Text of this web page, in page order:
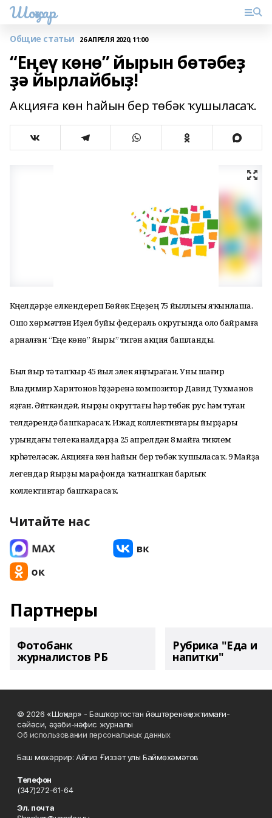
Шоңҡар
Общие статьи 26 АПРЕЛЯ 2020, 11:00
“Еңеү көнө” йырын бөтәбеҙ
ҙә йырлайбыҙ!
Акцияға көн һайын бер төбәк ҡушыласаҡ.
Күңелдәрҙе елкендереп Бөйөк Еңеүҙең 75 йыллығы яҡынлаша.
Ошо хөрмәттән Иҙел буйы федераль округында оло байрамға
арналған “Еңеү көнө” йыры” тигән акция башланды.
Был йыр тәү тапҡыр 45 йыл элек яңғыраған. Уны шағир
Владимир Харитонов һүҙҙәренә композитор Давид Тухманов
яҙған. Әйткәндәй, йырҙы округтағы һәр төбәк рус һәм туған
телдәрендә башҡарасаҡ. Ижад коллективтары йырҙары
урындағы телеканалдарҙа 25 апрелдән 8 майға тиклем
күрһәтеләсәк. Акцияға көн һайын бер төбәк ҡушыласаҡ. 9 Майҙа
легендар йырҙы марафонда ҡатнашҡан барлыҡ
коллективтар башҡарасаҡ.
Читайте нас
Партнеры
Фотобанк
журналистов РБ
Рубрика "Еда и
напитки"
© 2026 «Шоңҡар» - Башҡортостан йәштәренәң ижтимағи-
сәйәси, әҙәби-нәфис журналы
Об использовании персональных данных
Баш мөхәррир: Айгиз Ғиззәт улы Баймөхәмәтов
Телефон
(347)272-61-64
Эл. почта